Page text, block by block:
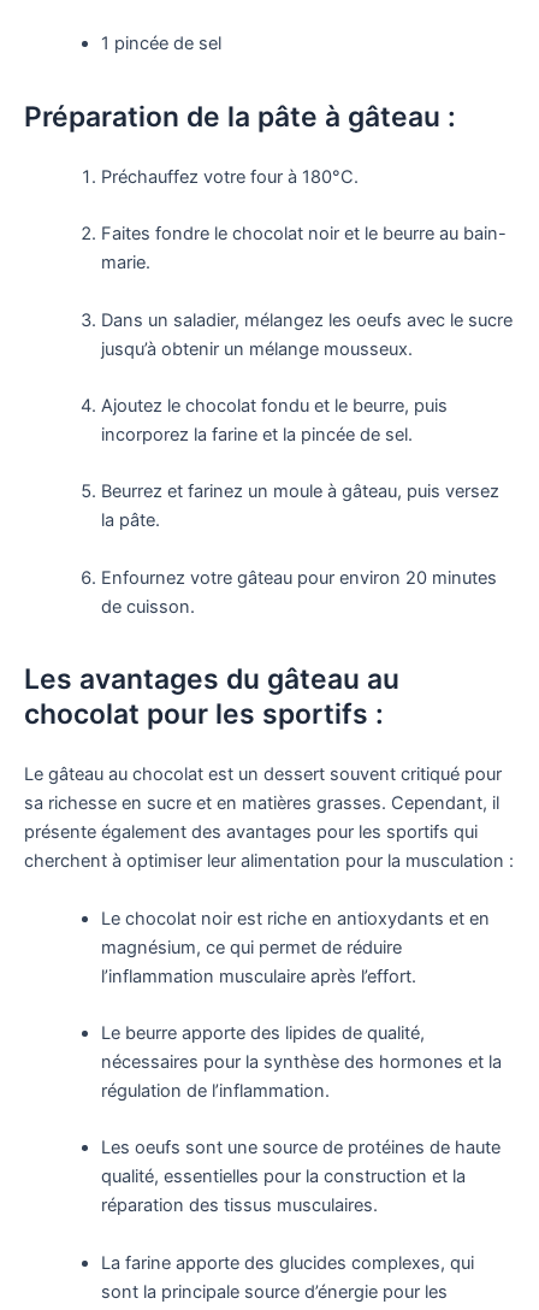
1 pincée de sel
Préparation de la pâte à gâteau :
Préchauffez votre four à 180°C.
Faites fondre le chocolat noir et le beurre au bain-
marie.
Dans un saladier, mélangez les oeufs avec le sucre
jusqu’à obtenir un mélange mousseux.
Ajoutez le chocolat fondu et le beurre, puis
incorporez la farine et la pincée de sel.
Beurrez et farinez un moule à gâteau, puis versez
la pâte.
Enfournez votre gâteau pour environ 20 minutes
de cuisson.
Les avantages du gâteau au
chocolat pour les sportifs :
Le gâteau au chocolat est un dessert souvent critiqué pour
sa richesse en sucre et en matières grasses. Cependant, il
présente également des avantages pour les sportifs qui
cherchent à optimiser leur alimentation pour la musculation :
Le chocolat noir est riche en antioxydants et en
magnésium, ce qui permet de réduire
l’inflammation musculaire après l’effort.
Le beurre apporte des lipides de qualité,
nécessaires pour la synthèse des hormones et la
régulation de l’inflammation.
Les oeufs sont une source de protéines de haute
qualité, essentielles pour la construction et la
réparation des tissus musculaires.
La farine apporte des glucides complexes, qui
sont la principale source d’énergie pour les